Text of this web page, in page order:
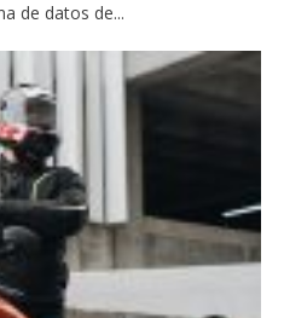
de datos de...